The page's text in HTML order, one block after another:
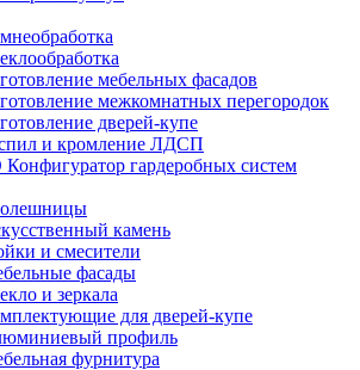
мебельных фасадов
межкомнатных перегородок
дверей-купе
и кромление ЛДСП
Конфигуратор гардеробных систем
камень
и смесители
фасады
и зеркала
для дверей-купе
профиль
фурнитура